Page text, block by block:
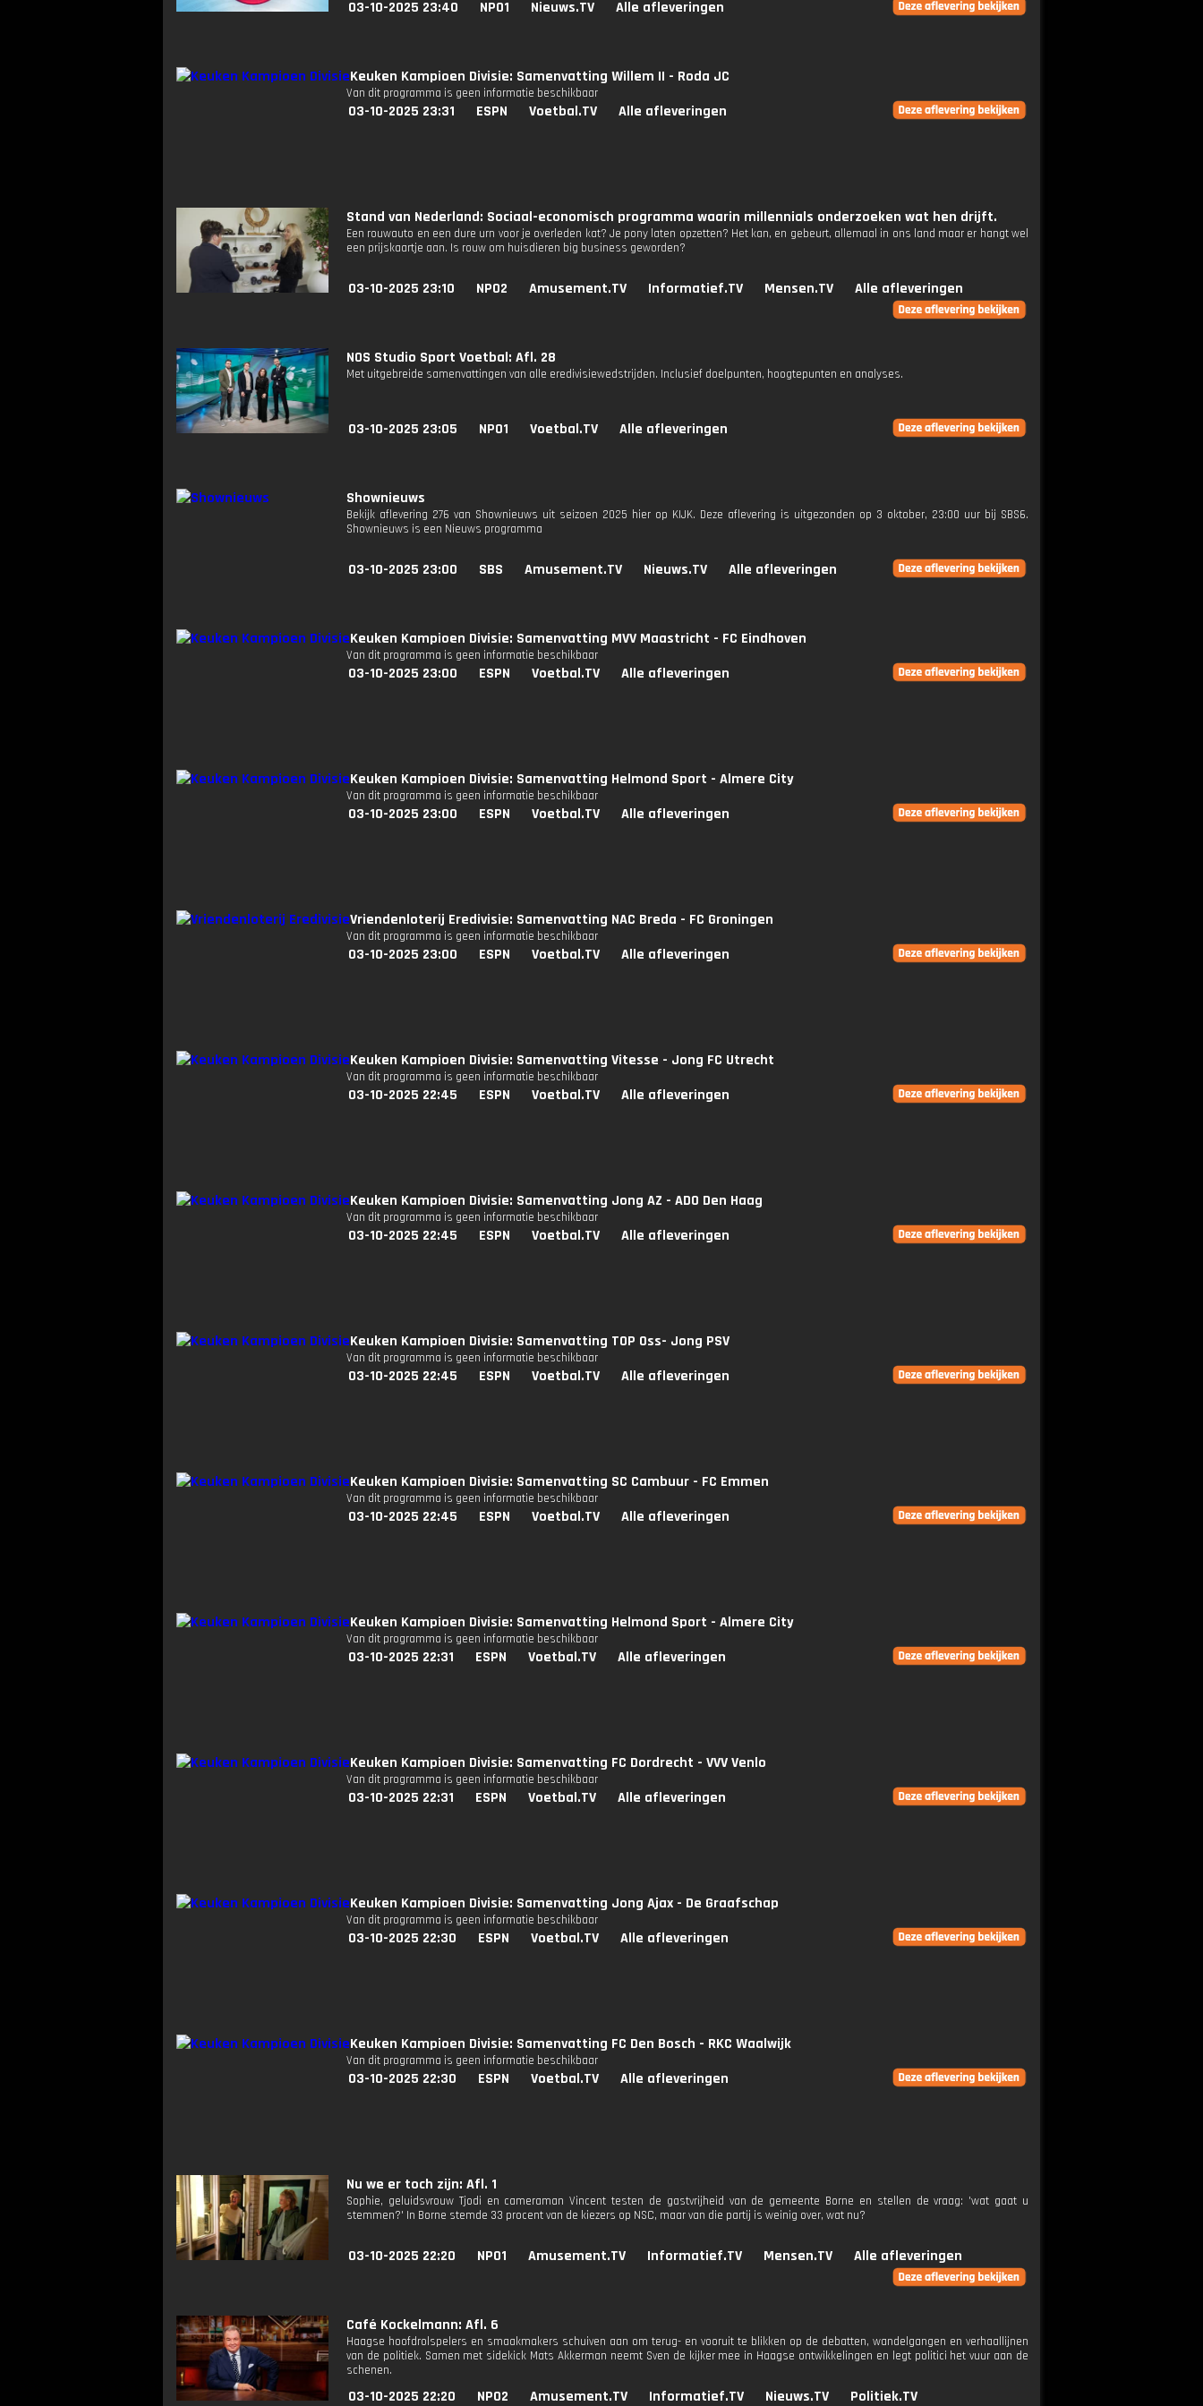
03-10-2025 23:40 NPO1 Nieuws.TV Alle afleveringen
Keuken Kampioen Divisie: Samenvatting Willem II - Roda JC
Van dit programma is geen informatie beschikbaar
03-10-2025 23:31 ESPN Voetbal.TV Alle afleveringen
Stand van Nederland: Sociaal-economisch programma waarin millennials onderzoeken wat hen drijft.
Een rouwauto en een dure urn voor je overleden kat? Je pony laten opzetten? Het kan, en gebeurt, allemaal in ons land maar er hangt wel
een prijskaartje aan. Is rouw om huisdieren big business geworden?
03-10-2025 23:10 NPO2 Amusement.TV Informatief.TV Mensen.TV Alle afleveringen
NOS Studio Sport Voetbal: Afl. 28
Met uitgebreide samenvattingen van alle eredivisiewedstrijden. Inclusief doelpunten, hoogtepunten en analyses.
03-10-2025 23:05 NPO1 Voetbal.TV Alle afleveringen
Shownieuws
Bekijk aflevering 276 van Shownieuws uit seizoen 2025 hier op KIJK. Deze aflevering is uitgezonden op 3 oktober, 23:00 uur bij SBS6.
Shownieuws is een Nieuws programma
03-10-2025 23:00 SBS Amusement.TV Nieuws.TV Alle afleveringen
Keuken Kampioen Divisie: Samenvatting MVV Maastricht - FC Eindhoven
Van dit programma is geen informatie beschikbaar
03-10-2025 23:00 ESPN Voetbal.TV Alle afleveringen
Keuken Kampioen Divisie: Samenvatting Helmond Sport - Almere City
Van dit programma is geen informatie beschikbaar
03-10-2025 23:00 ESPN Voetbal.TV Alle afleveringen
Vriendenloterij Eredivisie: Samenvatting NAC Breda - FC Groningen
Van dit programma is geen informatie beschikbaar
03-10-2025 23:00 ESPN Voetbal.TV Alle afleveringen
Keuken Kampioen Divisie: Samenvatting Vitesse - Jong FC Utrecht
Van dit programma is geen informatie beschikbaar
03-10-2025 22:45 ESPN Voetbal.TV Alle afleveringen
Keuken Kampioen Divisie: Samenvatting Jong AZ - ADO Den Haag
Van dit programma is geen informatie beschikbaar
03-10-2025 22:45 ESPN Voetbal.TV Alle afleveringen
Keuken Kampioen Divisie: Samenvatting TOP Oss- Jong PSV
Van dit programma is geen informatie beschikbaar
03-10-2025 22:45 ESPN Voetbal.TV Alle afleveringen
Keuken Kampioen Divisie: Samenvatting SC Cambuur - FC Emmen
Van dit programma is geen informatie beschikbaar
03-10-2025 22:45 ESPN Voetbal.TV Alle afleveringen
Keuken Kampioen Divisie: Samenvatting Helmond Sport - Almere City
Van dit programma is geen informatie beschikbaar
03-10-2025 22:31 ESPN Voetbal.TV Alle afleveringen
Keuken Kampioen Divisie: Samenvatting FC Dordrecht - VVV Venlo
Van dit programma is geen informatie beschikbaar
03-10-2025 22:31 ESPN Voetbal.TV Alle afleveringen
Keuken Kampioen Divisie: Samenvatting Jong Ajax - De Graafschap
Van dit programma is geen informatie beschikbaar
03-10-2025 22:30 ESPN Voetbal.TV Alle afleveringen
Keuken Kampioen Divisie: Samenvatting FC Den Bosch - RKC Waalwijk
Van dit programma is geen informatie beschikbaar
03-10-2025 22:30 ESPN Voetbal.TV Alle afleveringen
Nu we er toch zijn: Afl. 1
Sophie, geluidsvrouw Tjodi en cameraman Vincent testen de gastvrijheid van de gemeente Borne en stellen de vraag: 'wat gaat u
stemmen?' In Borne stemde 33 procent van de kiezers op NSC, maar van die partij is weinig over, wat nu?
03-10-2025 22:20 NPO1 Amusement.TV Informatief.TV Mensen.TV Alle afleveringen
Café Kockelmann: Afl. 6
Haagse hoofdrolspelers en smaakmakers schuiven aan om terug- en vooruit te blikken op de debatten, wandelgangen en verhaallijnen
van de politiek. Samen met sidekick Mats Akkerman neemt Sven de kijker mee in Haagse ontwikkelingen en legt politici het vuur aan de
schenen.
03-10-2025 22:20 NPO2 Amusement.TV Informatief.TV Nieuws.TV Politiek.TV